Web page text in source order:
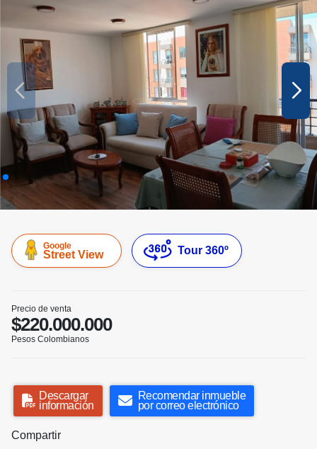
Google
Street View Tour 360º
Precio de venta
$220.000.000
Pesos Colombianos
Descargar
información
Recomendar inmueble
por correo electrónico
Compartir